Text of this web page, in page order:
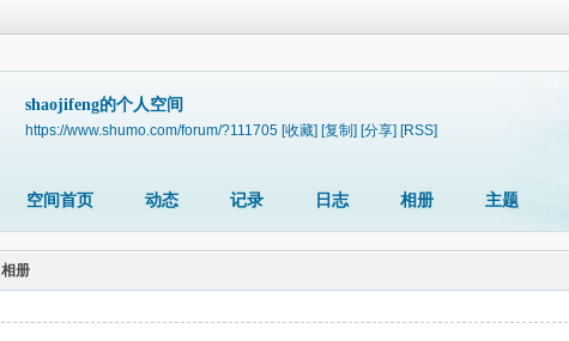
shaojifeng的个人空间
https://www.shumo.com/forum/?111705 [收藏] [复制] [分享] [RSS]
空间首页 动态 记录 日志 相册 主题
相册